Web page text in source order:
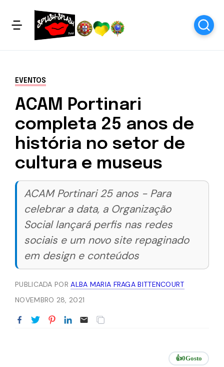
EVENTOS
ACAM Portinari
completa 25 anos de
história no setor de
cultura e museus
ACAM Portinari 25 anos - Para
celebrar a data, a Organização
Social lançará perfis nas redes
sociais e um novo site repaginado
em design e conteúdos
PUBLICADA PORALBA MARIA FRAGA BITTENCOURT
NOVEMBRO 28, 2021
👍0Gosto